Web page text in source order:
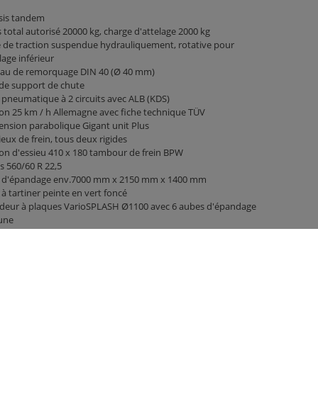
tandem
total autorisé 20000 kg, charge d'attelage 2000 kg
de traction suspendue hydrauliquement, rotative pour
inférieur
de remorquage DIN 40 (Ø 40 mm)
support de chute
à 2 circuits avec ALB (KDS)
25 km / h Allemagne avec fiche technique TÜV
parabolique Gigant unit Plus
de frein, tous deux rigides
d'essieu 410 x 180 tambour de frein BPW
560/60 R 22,5
env.7000 mm x 2150 mm x 1400 mm
à tartiner peinte en vert foncé
à plaques VarioSPLASH Ø1100 avec 6 aubes d'épandage
hydraulique avec inclinaison et inclinaison réglables